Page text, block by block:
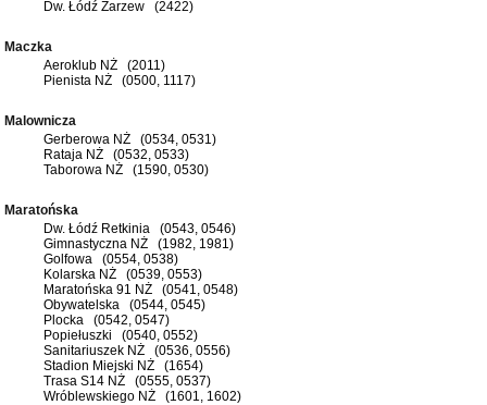
Dw. Łódź Zarzew (2422)
Maczka
Aeroklub NŻ (2011)
Pienista NŻ (0500, 1117)
Malownicza
Gerberowa NŻ (0534, 0531)
Rataja NŻ (0532, 0533)
Taborowa NŻ (1590, 0530)
Maratońska
Dw. Łódź Retkinia (0543, 0546)
Gimnastyczna NŻ (1982, 1981)
Golfowa (0554, 0538)
Kolarska NŻ (0539, 0553)
Maratońska 91 NŻ (0541, 0548)
Obywatelska (0544, 0545)
Plocka (0542, 0547)
Popiełuszki (0540, 0552)
Sanitariuszek NŻ (0536, 0556)
Stadion Miejski NŻ (1654)
Trasa S14 NŻ (0555, 0537)
Wróblewskiego NŻ (1601, 1602)